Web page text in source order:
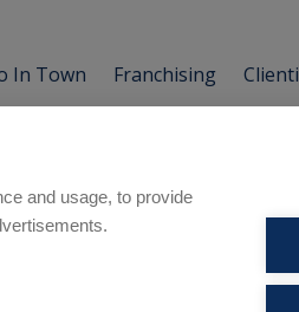
and usage, to provide
In Town Franchising Clienti